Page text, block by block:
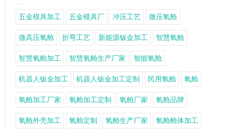
五金模具加工 五金模具厂 冲压工艺 微压氧舱
微高压氧舱 折弯工艺 新能源钣金加工 智慧氧舱
智慧氧舱加工 智慧氧舱生产厂家 智能氧舱
机器人钣金加工 机器人钣金加工定制 民用氧舱 氧舱
氧舱加工厂家 氧舱加工定制 氧舱厂家 氧舱品牌
氧舱外壳加工 氧舱定制 氧舱生产厂家 氧舱舱体加工